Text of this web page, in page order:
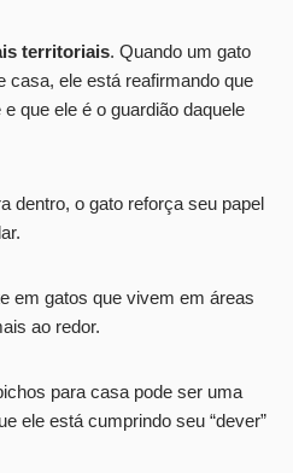
territoriais. Quando um gato
casa, ele está reafirmando que
que ele é o guardião daquele
dentro, o gato reforça seu papel
em gatos que vivem em áreas
ao redor.
para casa pode ser uma
ele está cumprindo seu “dever”